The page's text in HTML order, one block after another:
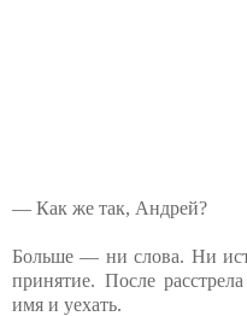
— Как же так, Андрей?
Больше — ни слова. Ни
принятие. После
имя и уехать.